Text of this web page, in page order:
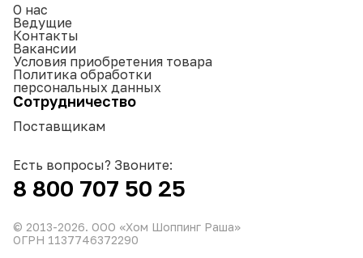
О нас
Ведущие
Контакты
Вакансии
Условия приобретения товара
Политика обработки
персональных данных
Сотрудничество
Поставщикам
Есть вопросы? Звоните:
8 800 707 50 25
© 2013-2026. ООО «Хом Шоппинг Раша»
ОГРН 1137746372290